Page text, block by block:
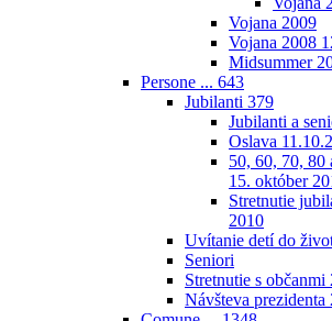
Vojana 2009
Vojana 2008
Midsummer
Persone ... 643
Jubilanti 379
Jubilanti a
Oslava
50, 60, 70, 80
15. október
Stretnutie
2010
Uvítanie detí do
Seniori
Stretnutie s občanmi
Návšteva prezidenta